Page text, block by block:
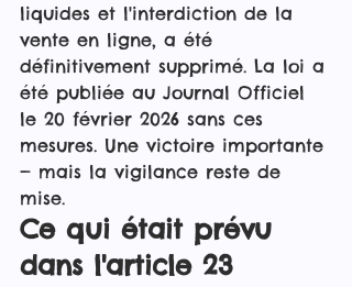
liquides et l'interdiction de la
vente en ligne, a été
définitivement supprimé. La loi a
été publiée au Journal Officiel
le 20 février 2026 sans ces
mesures. Une victoire importante
— mais la vigilance reste de
mise.
Ce qui était prévu
dans l'article 23